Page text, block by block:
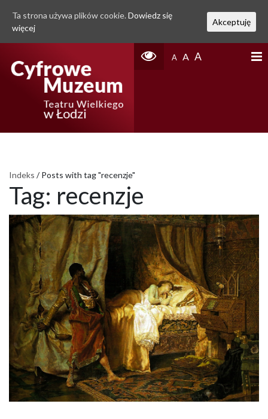
A A A
Indeks / Posts with tag "recenzje"
Tag: recenzje
Ta strona używa plików cookie. Dowiedz się
więcej
Akceptuję